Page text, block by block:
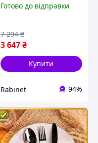
термосумка з посудом
столовий комплект
приладів
Готово до відправки
3 647₴
7 294 ₴
Купити
Rabinet 94%